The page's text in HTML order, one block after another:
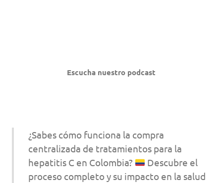
Escucha nuestro podcast
¿Sabes cómo funciona la compra
centralizada de tratamientos para la
hepatitis C en Colombia?
Descubre el
proceso completo y su impacto en la salud